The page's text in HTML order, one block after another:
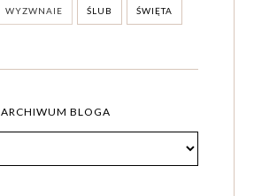
WYZWNAIE ŚLUB ŚWIĘTA
ARCHIWUM BLOGA